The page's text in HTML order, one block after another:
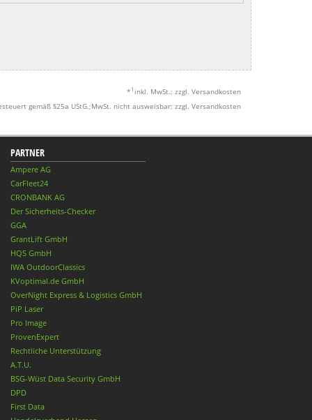
* 1 inkl. MwSt.; zzgl. Versandkosten
gemäß §25a UStG.;MwSt. nicht ausweisbar; zzgl. Versandkosten
PARTNER
Ampere AG
CarFleet24
CRONBANK AG
Der Sicherheits-Checker
GGA
GrantLift GmbH
HQS GmbH
IWA OutdoorClassics
KVoptimal.de GmbH
OverNight Express & Logistics GmbH
PiP Laser
Pro Image
ProvenExpert
Rechtliche Unterstützung
A.T.U.
BSG-Wüst Data Security GmbH
DPD
First Data